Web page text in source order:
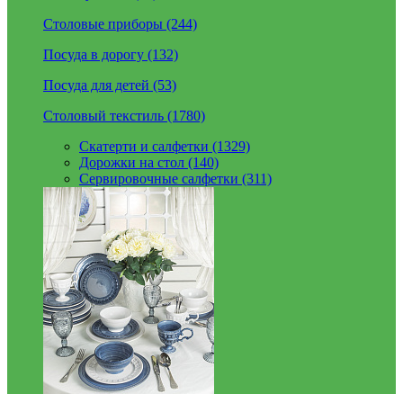
Столовые приборы (244)
Посуда в дорогу (132)
Посуда для детей (53)
Столовый текстиль (1780)
Скатерти и салфетки (1329)
Дорожки на стол (140)
Сервировочные салфетки (311)